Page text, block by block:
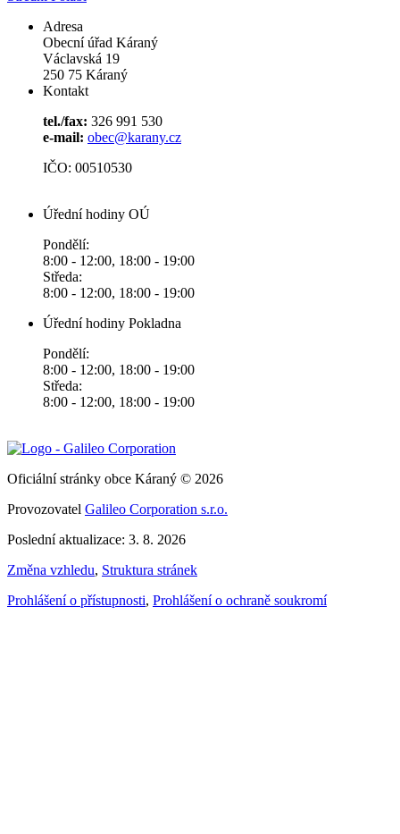
Adresa
Obecní úřad Káraný
Václavská 19
250 75 Káraný
Kontakt
tel./fax: 326 991 530
e-mail: obec@karany.cz
IČO: 00510530
Úřední hodiny OÚ
Pondělí:
8:00 - 12:00, 18:00 - 19:00
Středa:
8:00 - 12:00, 18:00 - 19:00
Úřední hodiny Pokladna
Pondělí:
8:00 - 12:00, 18:00 - 19:00
Středa:
8:00 - 12:00, 18:00 - 19:00
Oficiální stránky obce Káraný © 2026
Provozovatel Galileo Corporation s.r.o.
Poslední aktualizace: 3. 8. 2026
Změna vzhledu, Struktura stránek
Prohlášení o přístupnosti, Prohlášení o ochraně soukromí